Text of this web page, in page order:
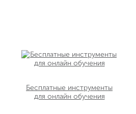
Бесплатные инструменты
для онлайн обучения